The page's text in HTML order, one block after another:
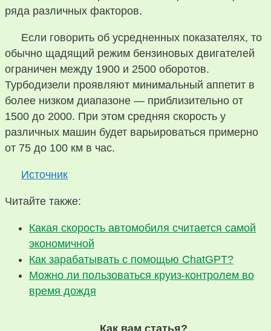
ряда различных факторов.
Если говорить об усредненных показателях, то
обычно щадящий режим бензиновых двигателей
ограничен между 1900 и 2500 оборотов.
Турбодизели проявляют минимальный аппетит в
более низком диапазоне — приблизительно от
1500 до 2000. При этом средняя скорость у
различных машин будет варьироваться примерно
от 75 до 100 км в час.
Источник
Читайте также:
Какая скорость автомобиля считается самой
экономичной
Как зарабатывать с помощью ChatGPT?
Можно ли пользоваться круиз-контролем во
время дождя